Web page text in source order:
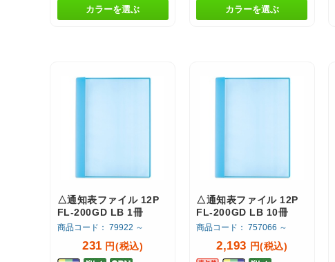
カラーを選ぶ カラーを選ぶ
231 円(税込)
商品コード： 79922 ～
△通知表ファイル 12P
FL-200GD LB 1冊
2,193 円(税込)
商品コード： 757066 ～
△通知表ファイル 12P
FL-200GD LB 10冊